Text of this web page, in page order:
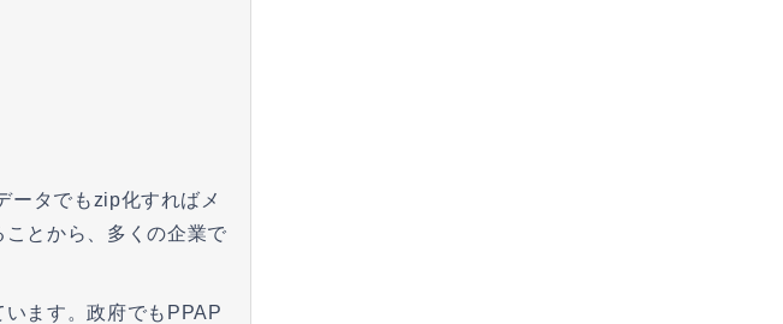
ータでもzip化すればメ
とから、多くの企業で
ます。政府でもPPAP